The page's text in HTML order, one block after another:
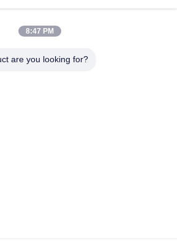
8:47 PM
are you looking for?